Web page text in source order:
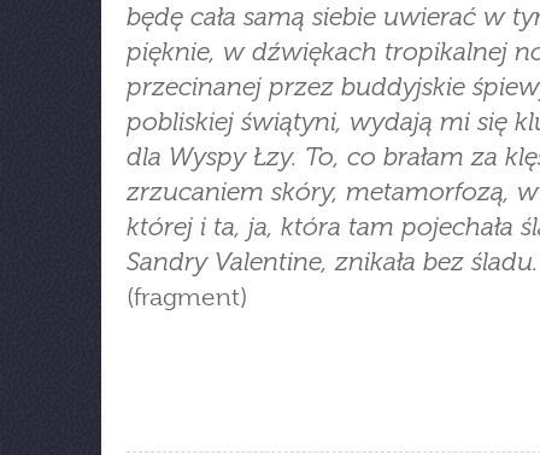
będę cała samą siebie uwierać w
pięknie, w dźwiękach tropikalnej
przecinanej przez buddyjskie
pobliskiej świątyni, wydają mi się
dla Wyspy Łzy. To, co brałam za
zrzucaniem skóry, metamorfozą,
której i ta, ja, która tam pojechała
Sandry Valentine, znikała bez śladu.
(fragment)